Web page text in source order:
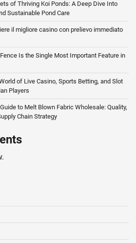
of Thriving Koi Ponds: A Deep Dive Into
Sustainable Pond Care
il migliore casino con prelievo immediato
Is the Single Most Important Feature in
of Live Casino, Sports Betting, and Slot
Players
to Melt Blown Fabric Wholesale: Quality,
Chain Strategy